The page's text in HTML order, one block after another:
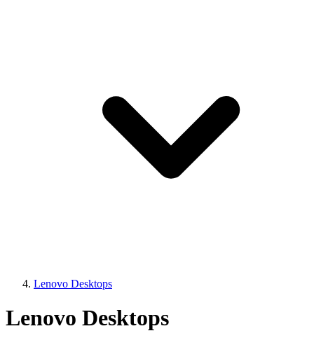
Lenovo Desktops
Lenovo Desktops